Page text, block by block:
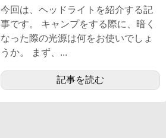
今回は、ヘッドライトを紹介する記
事です。 キャンプをする際に、暗く
なった際の光源は何をお使いでしょ
うか。 まず、...
記事を読む